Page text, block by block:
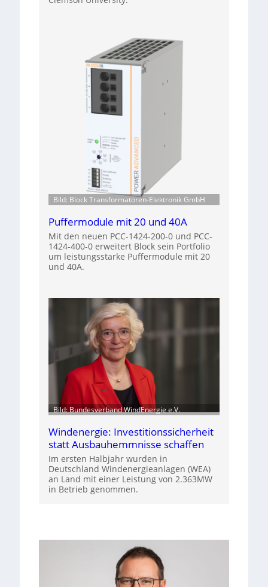
Bild: Block Transformatoren-Elektronik GmbH
Puffermodule mit 20 und 40A
Mit den neuen PCC-1424-200-0 und PCC-
1424-400-0 erweitert Block sein Portfolio
um leistungsstarke Puffermodule mit 20
und 40A.
Bild: Bundesverband WindEnergie e.V.
Windenergie: Investitionssicherheit
statt Ausbauhemmnisse schaffen
Im ersten Halbjahr wurden in
Deutschland Windenergieanlagen (WEA)
an Land mit einer Leistung von 2.363MW
in Betrieb genommen.